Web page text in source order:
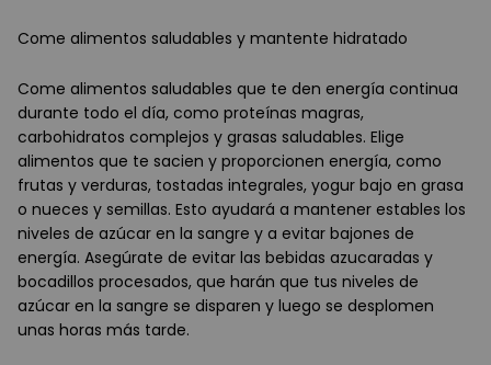
Come alimentos saludables y mantente hidratado
Come alimentos saludables que te den energía continua
durante todo el día, como proteínas magras,
carbohidratos complejos y grasas saludables. Elige
alimentos que te sacien y proporcionen energía, como
frutas y verduras, tostadas integrales, yogur bajo en grasa
o nueces y semillas. Esto ayudará a mantener estables los
niveles de azúcar en la sangre y a evitar bajones de
energía. Asegúrate de evitar las bebidas azucaradas y
bocadillos procesados, que harán que tus niveles de
azúcar en la sangre se disparen y luego se desplomen
unas horas más tarde.